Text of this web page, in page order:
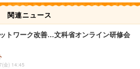
関連ニュース
トワーク改善…文科省オンライン研修会
金) 14:45